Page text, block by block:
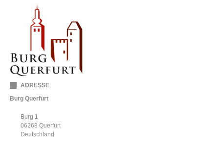
ADRESSE
Burg Querfurt
Burg 1
06268 Querfurt
Deutschland